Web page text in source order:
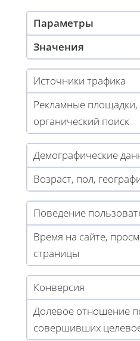
Параметры
Значения
Источники трафика
Рекламные площадки,
органический поиск
Демографические
Возраст, пол,
Поведение
Время на сайте,
страницы
Конверсия
Долевое отношение
совершивших